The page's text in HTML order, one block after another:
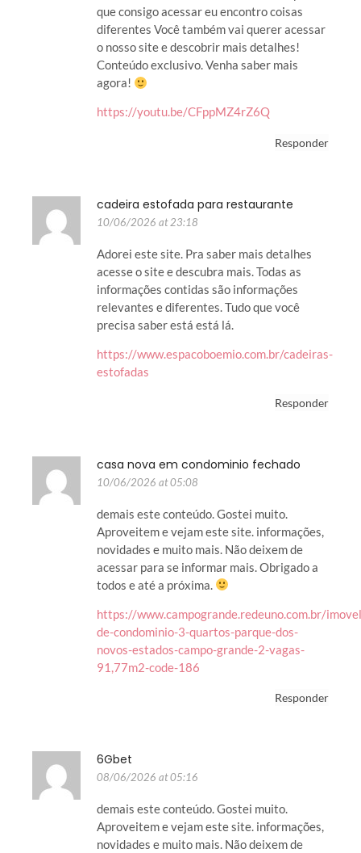
que consigo acessar eu encontro coisas
diferentes Você também vai querer acessar
o nosso site e descobrir mais detalhes!
Conteúdo exclusivo. Venha saber mais
agora!
https://youtu.be/CFppMZ4rZ6Q
Responder
cadeira estofada para restaurante
10/06/2026 at 23:18
Adorei este site. Pra saber mais detalhes
acesse o site e descubra mais. Todas as
informações contidas são informações
relevantes e diferentes. Tudo que você
precisa saber está está lá.
https://www.espacoboemio.com.br/cadeiras-
estofadas
Responder
casa nova em condominio fechado
10/06/2026 at 05:08
demais este conteúdo. Gostei muito.
Aproveitem e vejam este site. informações,
novidades e muito mais. Não deixem de
acessar para se informar mais. Obrigado a
todos e até a próxima.
https://www.campogrande.redeuno.com.br/
de-condominio-3-quartos-parque-dos-
novos-estados-campo-grande-2-vagas-
91,77m2-code-186
Responder
6Gbet
08/06/2026 at 05:16
demais este conteúdo. Gostei muito.
Aproveitem e vejam este site. informações,
novidades e muito mais. Não deixem de